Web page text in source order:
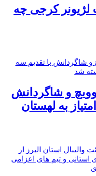
لژیونر کرجی چه
و شاگردانش
به لهستان